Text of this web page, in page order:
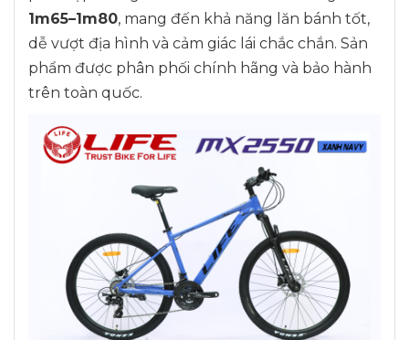
1m65–1m80, mang đến khả năng lăn bánh tốt,
dễ vượt địa hình và cảm giác lái chắc chắn. Sản
phẩm được phân phối chính hãng và bảo hành
trên toàn quốc.